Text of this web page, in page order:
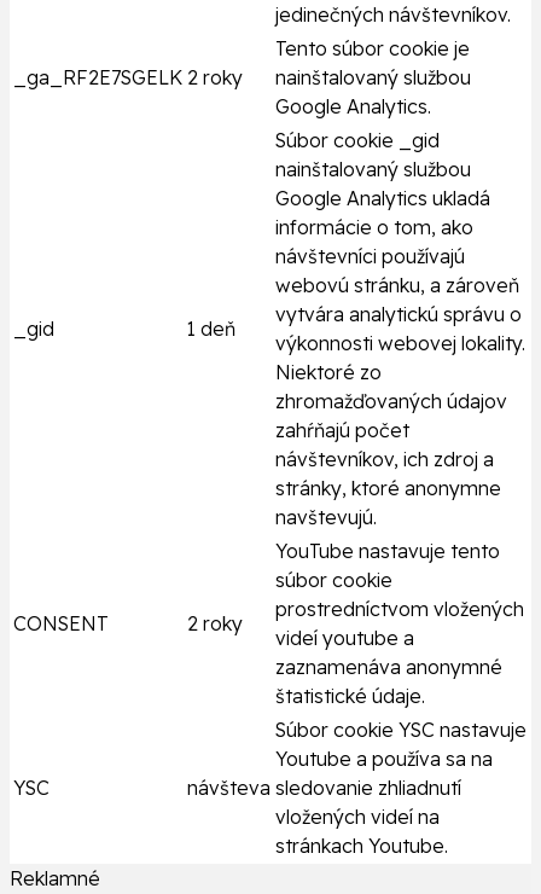
jedinečných návštevníkov.
_ga_RF2E7SGELK 2 roky
Tento súbor cookie je
nainštalovaný službou
Google Analytics.
_gid 1 deň
Súbor cookie _gid
nainštalovaný službou
Google Analytics ukladá
informácie o tom, ako
návštevníci používajú
webovú stránku, a zároveň
vytvára analytickú správu o
výkonnosti webovej lokality.
Niektoré zo
zhromažďovaných údajov
zahŕňajú počet
návštevníkov, ich zdroj a
stránky, ktoré anonymne
navštevujú.
CONSENT 2 roky
YouTube nastavuje tento
súbor cookie
prostredníctvom vložených
videí youtube a
zaznamenáva anonymné
štatistické údaje.
YSC návšteva
Súbor cookie YSC nastavuje
Youtube a používa sa na
sledovanie zhliadnutí
vložených videí na
stránkach Youtube.
Reklamné